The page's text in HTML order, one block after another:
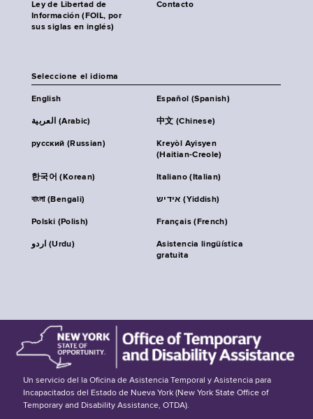
Ley de Libertad de
Información (FOIL, por
sus siglas en inglés)
Contacto
Seleccione el idioma
English Español (Spanish)
العربية (Arabic) 中文 (Chinese)
русский (Russian)
Kreyòl Ayisyen
(Haitian-Creole)
한국어 (Korean) Italiano (Italian)
বাংলা (Bengali) אידיש (Yiddish)
Polski (Polish) Français (French)
اردو (Urdu)
Asistencia lingüística
gratuita
Un servicio del la Oficina de Asistencia Temporal y Asistencia para
Incapacitados del Estado de Nueva York (New York State Office of
Temporary and Disability Assistance, OTDA).